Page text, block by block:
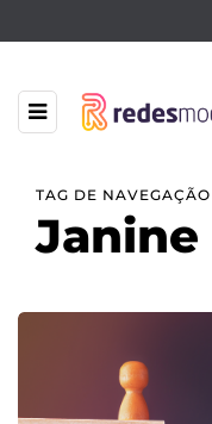
TAG DE NAVEGAÇÃO